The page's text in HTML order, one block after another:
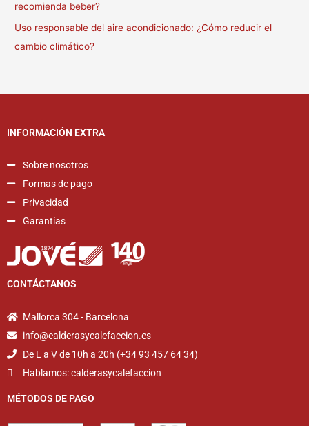
recomienda beber?
Uso responsable del aire acondicionado: ¿Cómo reducir el
cambio climático?
INFORMACIÓN EXTRA
Sobre nosotros
Formas de pago
Privacidad
Garantías
CONTÁCTANOS
Mallorca 304 - Barcelona
info@calderasycalefaccion.es
De L a V de 10h a 20h (+34 93 457 64 34)
Hablamos: calderasycalefaccion
MÉTODOS DE PAGO